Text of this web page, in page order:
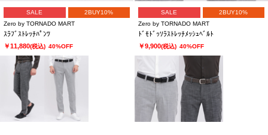
SALE
2BUY10%
Zero by TORNADO MART
ｽﾗﾌﾞｽﾄﾚｯﾁﾊﾟﾝﾂ
￥11,880(税込) 40%OFF
SALE
2BUY10%
Zero by TORNADO MART
ﾄﾞﾓﾄﾞｯｿﾗｽﾄﾚｯﾁﾒｯｼｭﾍﾞﾙﾄ
￥9,900(税込) 40%OFF